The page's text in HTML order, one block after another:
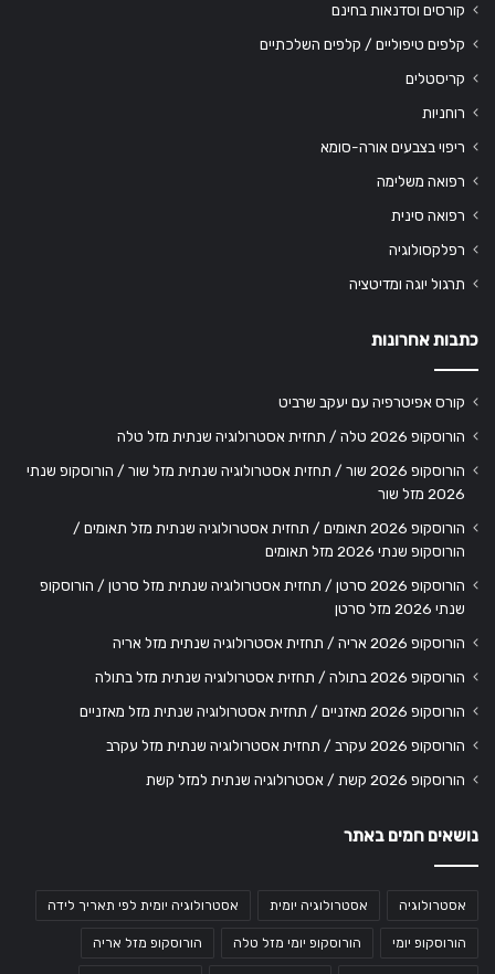
קורסים וסדנאות בחינם
קלפים טיפוליים / קלפים השלכתיים
קריסטלים
רוחניות
ריפוי בצבעים אורה-סומא
רפואה משלימה
רפואה סינית
רפלקסולוגיה
תרגול יוגה ומדיטציה
כתבות אחרונות
קורס אפיטרפיה עם יעקב שרביט
הורוסקופ 2026 טלה / תחזית אסטרולוגיה שנתית מזל טלה
הורוסקופ 2026 שור / תחזית אסטרולוגיה שנתית מזל שור / הורוסקופ שנתי
2026 מזל שור
הורוסקופ 2026 תאומים / תחזית אסטרולוגיה שנתית מזל תאומים /
הורוסקופ שנתי 2026 מזל תאומים
הורוסקופ 2026 סרטן / תחזית אסטרולוגיה שנתית מזל סרטן / הורוסקופ
שנתי 2026 מזל סרטן
הורוסקופ 2026 אריה / תחזית אסטרולוגיה שנתית מזל אריה
הורוסקופ 2026 בתולה / תחזית אסטרולוגיה שנתית מזל בתולה
הורוסקופ 2026 מאזניים / תחזית אסטרולוגיה שנתית מזל מאזניים
הורוסקופ 2026 עקרב / תחזית אסטרולוגיה שנתית מזל עקרב
הורוסקופ 2026 קשת / אסטרולוגיה שנתית למזל קשת
נושאים חמים באתר
אסטרולוגיה אסטרולוגיה יומית אסטרולוגיה יומית לפי תאריך לידה
הורוסקופ יומי הורוסקופ יומי מזל טלה הורוסקופ מזל אריה